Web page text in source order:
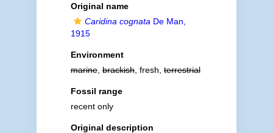
Original name
Caridina cognata De Man,
1915
Environment
marine,brackish, fresh,terrestrial
Fossil range
recent only
Original description